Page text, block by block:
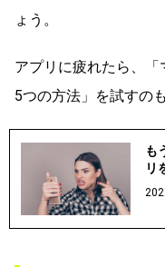
ょう。
アプリに疲れたら、「
5つの方法」を試すの
も
リ